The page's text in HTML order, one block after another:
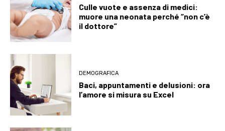
Culle vuote e assenza di medici:
muore una neonata perché “non c’è
il dottore”
DEMOGRAFICA
Baci, appuntamenti e delusioni: ora
l’amore si misura su Excel